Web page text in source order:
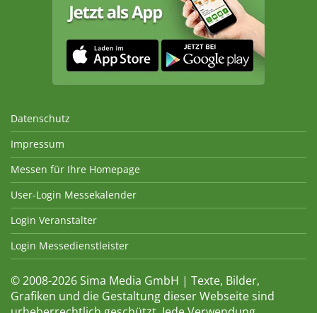
Datenschutz
Impressum
Messen für Ihre Homepage
User-Login Messekalender
Login Veranstalter
Login Messedienstleister
© 2008-2026 Sima Media GmbH | Texte, Bilder,
Grafiken und die Gestaltung dieser Webseite sind